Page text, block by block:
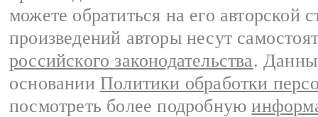
можете обратиться на его авторской
произведений авторы несут
российского законодательства.
основании Политики обработки
посмотреть более подробную